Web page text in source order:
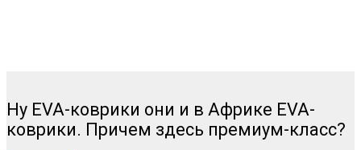
Ну EVA-коврики они и в Африке EVA-
коврики. Причем здесь премиум-класс?